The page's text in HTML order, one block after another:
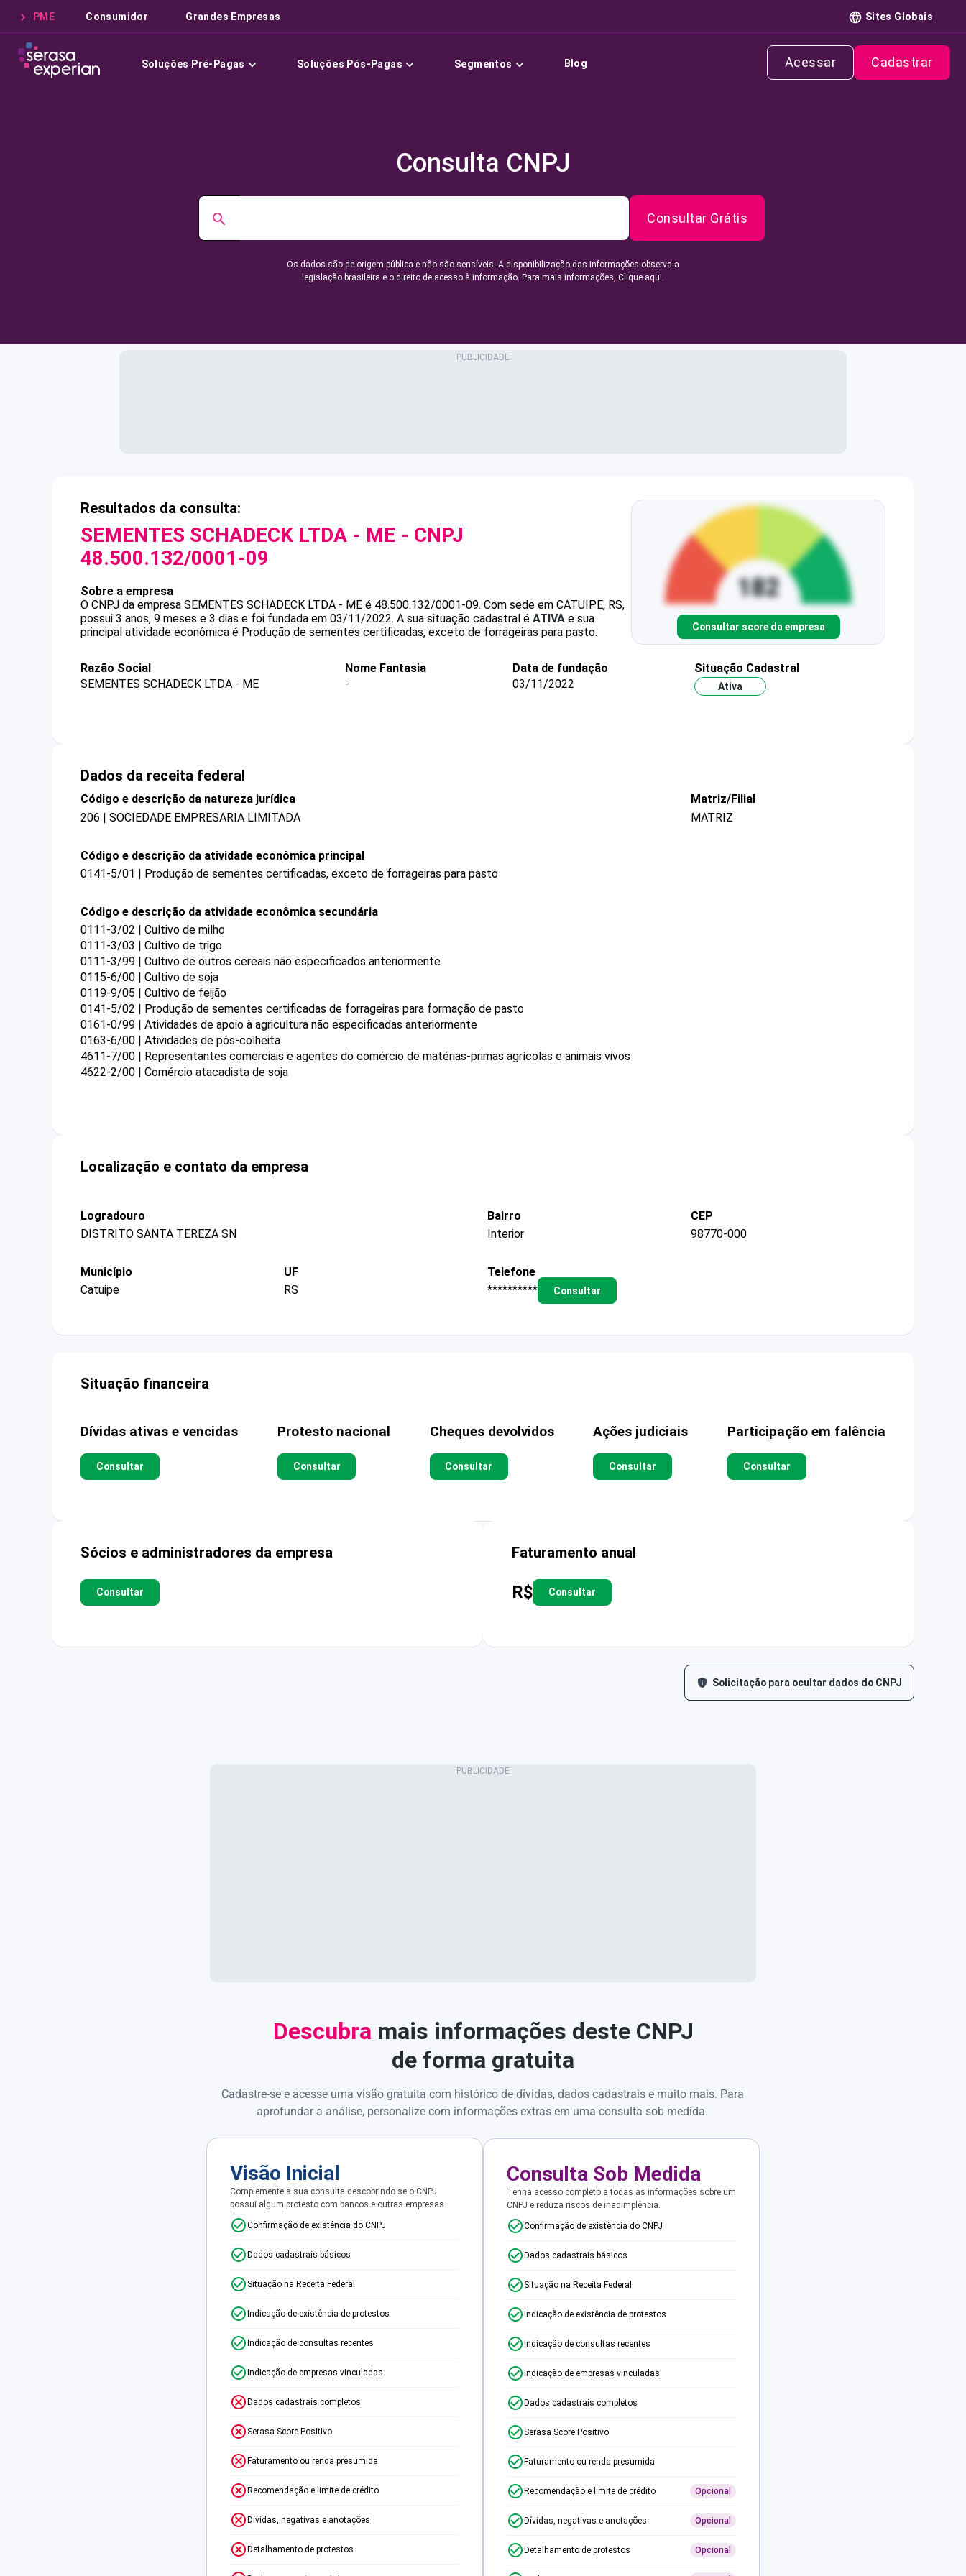
PME Consumidor Grandes Empresas Sites Globais
Soluções Pré-Pagas Soluções Pós-Pagas Segmentos Blog Acessar Cadastrar
Consulta CNPJ
Consultar Grátis
Os dados são de origem pública e não são sensíveis. A disponibilização das informações observa a
legislação brasileira e o direito de acesso à informação. Para mais informações, Clique aqui.
Resultados da consulta:
SEMENTES SCHADECK LTDA - ME - CNPJ
48.500.132/0001-09
Sobre a empresa
O CNPJ da empresa SEMENTES SCHADECK LTDA - ME é 48.500.132/0001-09. Com sede em CATUIPE, RS,
possui 3 anos, 9 meses e 3 dias e foi fundada em 03/11/2022. A sua situação cadastral é ATIVA e sua
principal atividade econômica é Produção de sementes certificadas, exceto de forrageiras para pasto.
Consultar score da empresa
Razão Social
SEMENTES SCHADECK LTDA - ME
Nome Fantasia
-
Data de fundação
03/11/2022
Situação Cadastral
Ativa
Dados da receita federal
Código e descrição da natureza jurídica
206 | SOCIEDADE EMPRESARIA LIMITADA
Matriz/Filial
MATRIZ
Código e descrição da atividade econômica principal
0141-5/01 | Produção de sementes certificadas, exceto de forrageiras para pasto
Código e descrição da atividade econômica secundária
0111-3/02 | Cultivo de milho
0111-3/03 | Cultivo de trigo
0111-3/99 | Cultivo de outros cereais não especificados anteriormente
0115-6/00 | Cultivo de soja
0119-9/05 | Cultivo de feijão
0141-5/02 | Produção de sementes certificadas de forrageiras para formação de pasto
0161-0/99 | Atividades de apoio à agricultura não especificadas anteriormente
0163-6/00 | Atividades de pós-colheita
4611-7/00 | Representantes comerciais e agentes do comércio de matérias-primas agrícolas e animais vivos
4622-2/00 | Comércio atacadista de soja
Localização e contato da empresa
Logradouro
DISTRITO SANTA TEREZA SN
Bairro
Interior
CEP
98770-000
Município
Catuipe
UF
RS
Telefone
**********
Consultar
Situação financeira
Dívidas ativas e vencidas
Consultar
Protesto nacional
Consultar
Cheques devolvidos
Consultar
Ações judiciais
Consultar
Participação em falência
Consultar
Sócios e administradores da empresa
Consultar
Faturamento anual
R$ Consultar
Solicitação para ocultar dados do CNPJ
Descubra mais informações deste CNPJ
de forma gratuita
Cadastre-se e acesse uma visão gratuita com histórico de dívidas, dados cadastrais e muito mais. Para
aprofundar a análise, personalize com informações extras em uma consulta sob medida.
Visão Inicial
Complemente a sua consulta descobrindo se o CNPJ
possui algum protesto com bancos e outras empresas.
Confirmação de existência do CNPJ
Dados cadastrais básicos
Situação na Receita Federal
Indicação de existência de protestos
Indicação de consultas recentes
Indicação de empresas vinculadas
Dados cadastrais completos
Serasa Score Positivo
Faturamento ou renda presumida
Recomendação e limite de crédito
Dívidas, negativas e anotações
Detalhamento de protestos
Consulta Sob Medida
Tenha acesso completo a todas as informações sobre um
CNPJ e reduza riscos de inadimplência.
Confirmação de existência do CNPJ
Dados cadastrais básicos
Situação na Receita Federal
Indicação de existência de protestos
Indicação de consultas recentes
Indicação de empresas vinculadas
Dados cadastrais completos
Serasa Score Positivo
Faturamento ou renda presumida
Recomendação e limite de crédito Opcional
Dívidas, negativas e anotações Opcional
Detalhamento de protestos Opcional